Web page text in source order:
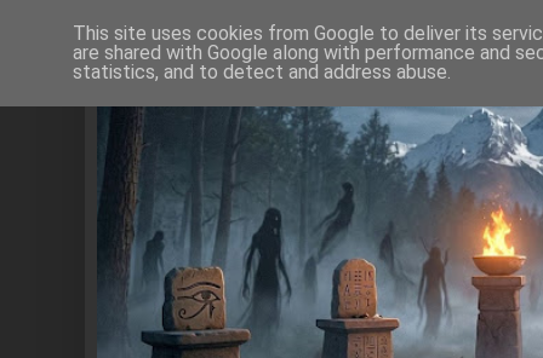
This site uses cookies from Google to deliver its
are shared with Google along with performance and
statistics, and to detect and address abuse.